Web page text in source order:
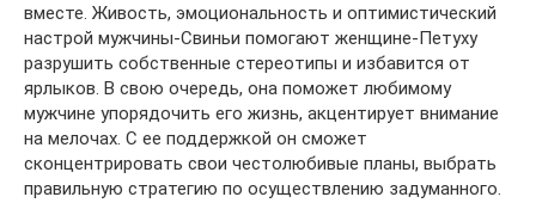
вместе. Живость, эмоциональность и оптимистический
настрой мужчины-Свиньи помогают женщине-Петуху
разрушить собственные стереотипы и избавится от
ярлыков. В свою очередь, она поможет любимому
мужчине упорядочить его жизнь, акцентирует внимание
на мелочах. С ее поддержкой он сможет
сконцентрировать свои честолюбивые планы, выбрать
правильную стратегию по осуществлению задуманного.